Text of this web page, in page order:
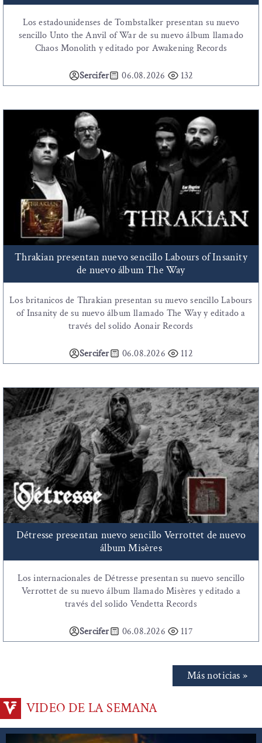
Los estadounidenses de Tombstalker presentan su nuevo
sencillo Unto the Anvil of War de su nuevo álbum llamado
Chaos Monolith y editado por Awakening Records
Sercifer 06.08.2026 132
Thrakian presentan nuevo sencillo Labours of Insanity
de nuevo álbum The Way
Los britanicos de Thrakian presentan su nuevo sencillo Labours
of Insanity de su nuevo álbum llamado The Way y editado a
través del solido Aonair Records
Sercifer 06.08.2026 112
Détresse presentan nuevo sencillo Verrottet de nuevo
álbum Misères
Los internacionales de Détresse presentan su nuevo sencillo
Verrottet de su nuevo álbum llamado Misères y editado a
través del solido Vendetta Records
Sercifer 06.08.2026 117
Más noticias »
VIDEO DE LA SEMANA